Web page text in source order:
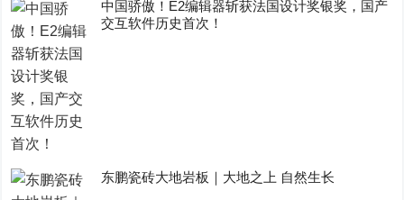
中国骄傲！E2编辑器斩获法国设计奖银奖，国产
交互软件历史首次！
东鹏瓷砖大地岩板｜大地之上 自然生长